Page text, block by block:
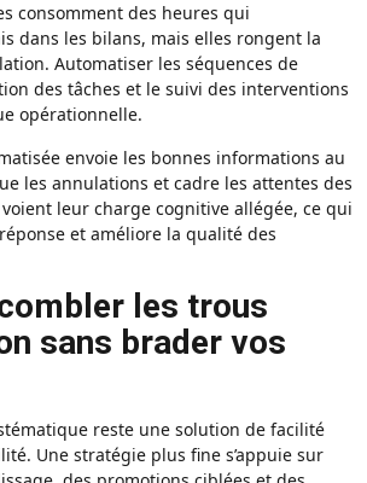
consomment des heures qui
dans les bilans, mais elles rongent la
Automatiser les séquences de
des tâches et le suivi des interventions
opérationnelle.
envoie les bonnes informations au
les annulations et cadre les attentes des
leur charge cognitive allégée, ce qui
et améliore la qualité des
les trous
sans brader vos
reste une solution de facilité
Une stratégie plus fine s’appuie sur